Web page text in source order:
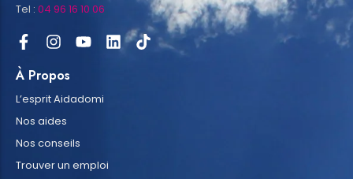
Tel : 04 96 16 10 06
À Propos
L’esprit Aidadomi
Nos aides
Nos conseils
Trouver un emploi